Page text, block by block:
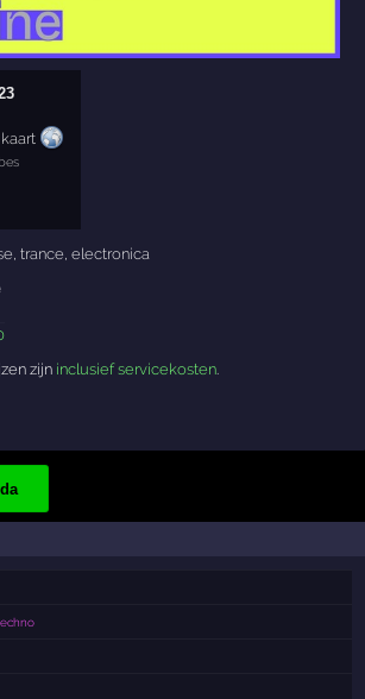
,trance ,electronica
zijn inclusief servicekosten.